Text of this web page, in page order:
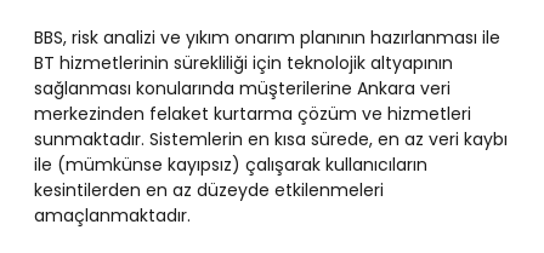
BBS, risk analizi ve yıkım onarım planının hazırlanması ile
BT hizmetlerinin sürekliliği için teknolojik altyapının
sağlanması konularında müşterilerine Ankara veri
merkezinden felaket kurtarma çözüm ve hizmetleri
sunmaktadır. Sistemlerin en kısa sürede, en az veri kaybı
ile (mümkünse kayıpsız) çalışarak kullanıcıların
kesintilerden en az düzeyde etkilenmeleri
amaçlanmaktadır.